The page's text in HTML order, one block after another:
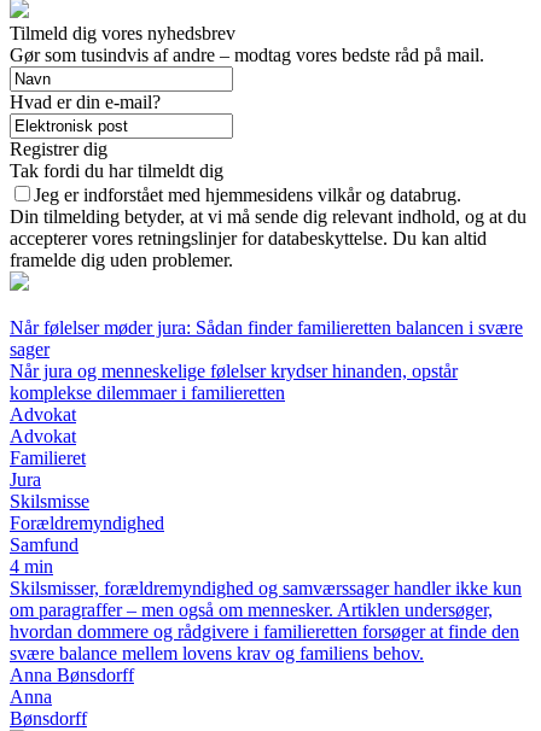
Tilmeld dig vores nyhedsbrev
Gør som tusindvis af andre – modtag vores bedste råd på mail.
Hvad er din e-mail?
Registrer dig
Tak fordi du har tilmeldt dig
Jeg er indforstået med hjemmesidens vilkår og databrug.
Din tilmelding betyder, at vi må sende dig relevant indhold, og at du
accepterer vores retningslinjer for databeskyttelse. Du kan altid
framelde dig uden problemer.
Når følelser møder jura: Sådan finder familieretten balancen i svære
sager
Når jura og menneskelige følelser krydser hinanden, opstår
komplekse dilemmaer i familieretten
Advokat
Advokat
Familieret
Jura
Skilsmisse
Forældremyndighed
Samfund
4 min
Skilsmisser, forældremyndighed og samværssager handler ikke kun
om paragraffer – men også om mennesker. Artiklen undersøger,
hvordan dommere og rådgivere i familieretten forsøger at finde den
svære balance mellem lovens krav og familiens behov.
Anna Bønsdorff
Anna
Bønsdorff